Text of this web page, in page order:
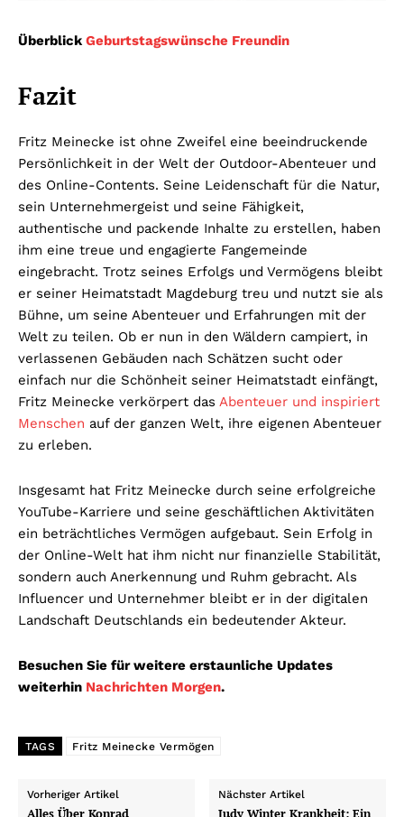
Überblick Geburtstagswünsche Freundin
Fazit
Fritz Meinecke ist ohne Zweifel eine beeindruckende
Persönlichkeit in der Welt der Outdoor-Abenteuer und
des Online-Contents. Seine Leidenschaft für die Natur,
sein Unternehmergeist und seine Fähigkeit,
authentische und packende Inhalte zu erstellen, haben
ihm eine treue und engagierte Fangemeinde
eingebracht. Trotz seines Erfolgs und Vermögens bleibt
er seiner Heimatstadt Magdeburg treu und nutzt sie als
Bühne, um seine Abenteuer und Erfahrungen mit der
Welt zu teilen. Ob er nun in den Wäldern campiert, in
verlassenen Gebäuden nach Schätzen sucht oder
einfach nur die Schönheit seiner Heimatstadt einfängt,
Fritz Meinecke verkörpert das Abenteuer und inspiriert
Menschen auf der ganzen Welt, ihre eigenen Abenteuer
zu erleben.
Insgesamt hat Fritz Meinecke durch seine erfolgreiche
YouTube-Karriere und seine geschäftlichen Aktivitäten
ein beträchtliches Vermögen aufgebaut. Sein Erfolg in
der Online-Welt hat ihm nicht nur finanzielle Stabilität,
sondern auch Anerkennung und Ruhm gebracht. Als
Influencer und Unternehmer bleibt er in der digitalen
Landschaft Deutschlands ein bedeutender Akteur.
Besuchen Sie für weitere erstaunliche Updates
weiterhin Nachrichten Morgen.
TAGS Fritz Meinecke Vermögen
Vorheriger Artikel
Alles Über Konrad
Nächster Artikel
Judy Winter Krankheit: Ein